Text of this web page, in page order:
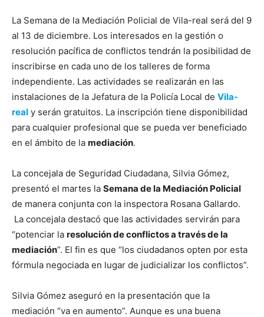
La Semana de la Mediación Policial de Vila-real será del 9
al 13 de diciembre. Los interesados en la gestión o
resolución pacífica de conflictos tendrán la posibilidad de
inscribirse en cada uno de los talleres de forma
independiente. Las actividades se realizarán en las
instalaciones de la Jefatura de la Policía Local de Vila-
real y serán gratuitos. La inscripción tiene disponibilidad
para cualquier profesional que se pueda ver beneficiado
en el ámbito de la mediación.
La concejala de Seguridad Ciudadana, Silvia Gómez,
presentó el martes la Semana de la Mediación Policial
de manera conjunta con la inspectora Rosana Gallardo.
La concejala destacó que las actividades servirán para
“potenciar la resolución de conflictos a través de la
mediación”. El fin es que “los ciudadanos opten por esta
fórmula negociada en lugar de judicializar los conflictos”.
Silvia Gómez aseguró en la presentación que la
mediación “va en aumento”. Aunque es una buena